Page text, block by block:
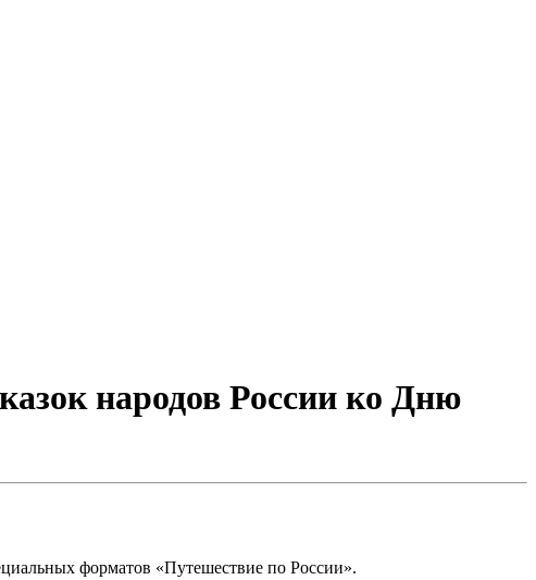
народов России ко Дню
форматов «Путешествие по России».